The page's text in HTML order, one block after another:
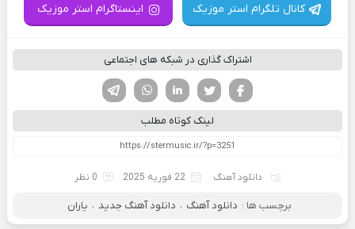
کانال تلگرام استر موزیک اینستاگرام استر موزیک
اشتراک گذاری در شبکه های اجتماعی
لینکدین تویتر
فیسوک
لینک کوتاه مطلب
دانلود آهنگ 22 فوریه 2025 0 نظر
برچسب ها : دانلود آهنگ ، دانلود آهنگ جدید ، یاران